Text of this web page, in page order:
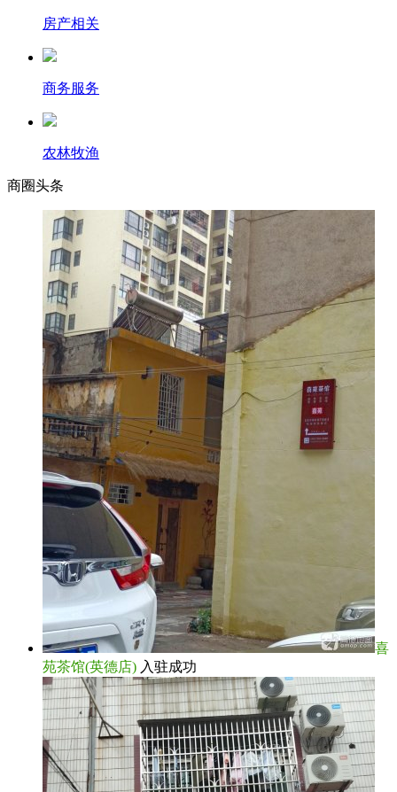
房产相关
商务服务
农林牧渔
商圈头条
喜
苑茶馆(英德店) 入驻成功